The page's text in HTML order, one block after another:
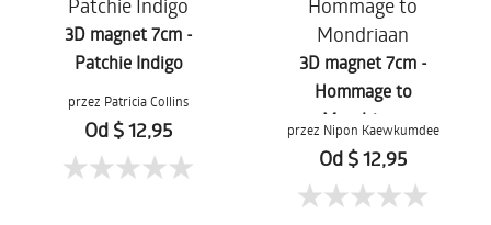
3D magnet 7cm -
Patchie Indigo
przez Patricia Collins
Od $ 12,95
3D magnet 7cm -
Hommage to
Mondriaan
przez Nipon Kaewkumdee
Od $ 12,95